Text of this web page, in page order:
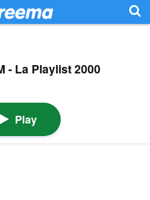
- La Playlist 2000
Play